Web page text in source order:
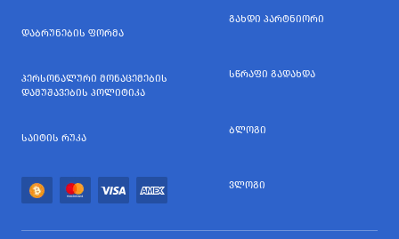
ᲓᲐᲑᲠᲣᲜᲔᲑᲘᲡ ᲤᲝᲠᲛᲐ
ᲞᲔᲠᲡᲝᲜᲐᲚᲣᲠᲘ ᲛᲝᲜᲐᲪᲔᲛᲔᲑᲘᲡ
ᲓᲐᲛᲣᲨᲐᲕᲔᲑᲘᲡ ᲞᲝᲚᲘᲢᲘᲙᲐ
ᲡᲐᲘᲢᲘᲡ ᲠᲣᲙᲐ
ᲒᲐᲮᲓᲘ ᲞᲐᲠᲢᲜᲘᲝᲠᲘ
ᲡᲬᲠᲐᲤᲘ ᲒᲐᲓᲐᲮᲓᲐ
ᲑᲚᲝᲒᲘ
ᲕᲚᲝᲒᲘ